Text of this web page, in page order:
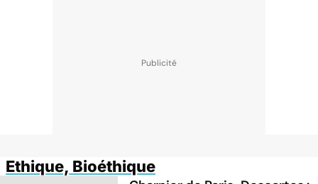
Ethique, Bioéthique